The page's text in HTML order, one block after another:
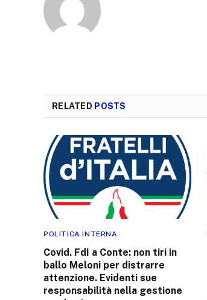
RELATED POSTS
POLITICA INTERNA
Covid. FdI a Conte: non tiri in
ballo Meloni per distrarre
attenzione. Evidenti sue
responsabilità nella gestione